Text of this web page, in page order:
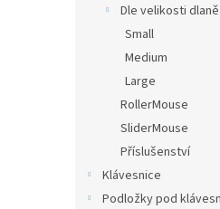
Dle velikosti dlaně
Small
Medium
Large
RollerMouse
SliderMouse
Příslušenství
Klávesnice
Podložky pod